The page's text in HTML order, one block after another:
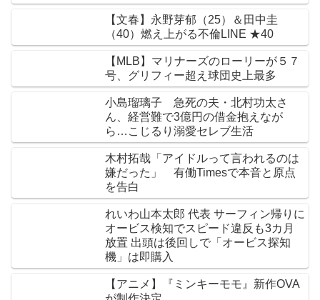
【文春】永野芽郁（25）＆田中圭
（40）燃え上がる不倫LINE ★40
【MLB】マリナーズのローリーが５７
号、グリフィー超え球団史上最多
小島瑠璃子 急死の夫・北村功太さ
ん、経営難で3億円の借金抱えなが
ら…こじるり溺愛セレブ生活
木村拓哉「アイドルって言われるのは
嫌だった」 有働Timesで本音と原点
を告白
れいわ山本太郎 代表 サーフィン帰りに
オービス検知でスピード違反も3カ月
放置 出頭は後回しで「オービス探知
機」は即購入
【アニメ】『ミンキーモモ』新作OVA